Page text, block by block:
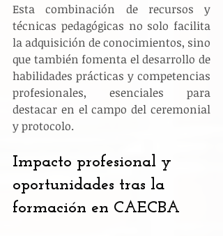
Esta combinación de recursos y
técnicas pedagógicas no solo facilita
la adquisición de conocimientos, sino
que también fomenta el desarrollo de
habilidades prácticas y competencias
profesionales, esenciales para
destacar en el campo del ceremonial
y protocolo.
Impacto profesional y
oportunidades tras la
formación en CAECBA